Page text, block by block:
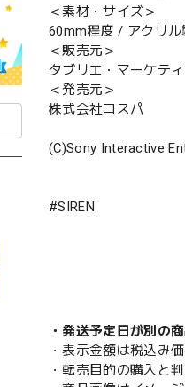
＜素材・サイズ＞
60mm程度 / アクリル
＜販売元＞
タブリエ・マーケテ
＜発売元＞
株式会社コスパ
(C)Sony Interactive
#SIREN
・発送予定日が別の
・表示金額は税込み価
・転売目的の購入と